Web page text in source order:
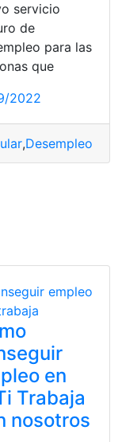
servicio
de
para las
que
2022
,Desempleo
en
Trabaja
nosotros